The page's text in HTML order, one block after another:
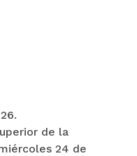
de la
24 de